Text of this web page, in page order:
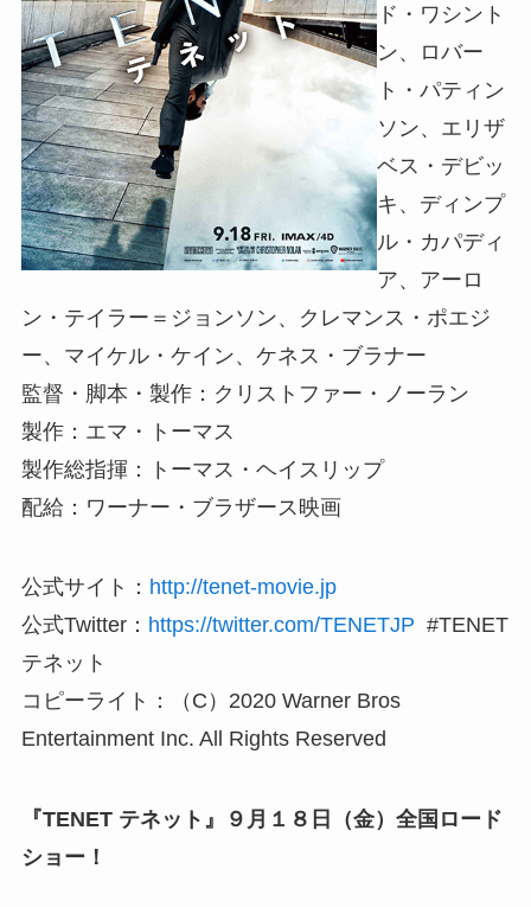
ド・ワシント
ン、ロバー
ト・パティン
ソン、エリザ
ベス・デビッ
キ、ディンプ
ル・カパディ
ア、アーロ
ン・テイラー＝ジョンソン、クレマンス・ポエジ
ー、マイケル・ケイン、ケネス・ブラナー
監督・脚本・製作：クリストファー・ノーラン
製作：エマ・トーマス
製作総指揮：トーマス・ヘイスリップ
配給：ワーナー・ブラザース映画
公式サイト： http://tenet-movie.jp
公式Twitter： https://twitter.com/TENETJP #TENET
テネット
コピーライト：（C）2020 Warner Bros
Entertainment Inc. All Rights Reserved
『TENET テネット』９月１８日（金）全国ロード
ショー！